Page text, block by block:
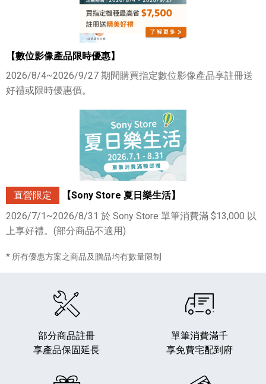
【數位影像產品限時優惠】
2026/8/4~2026/9/27 期間購買指定數位影像產品享註冊送
好禮或限時優惠價。
直營限定
【Sony Store 夏日樂生活】
2026/7/1~2026/8/31 於 Sony Store 單筆消費滿 $13,000 以
上享好禮。(部分商品不適用)
* 所有優惠方案之商品及贈品均有數量限制
部分商品註冊
享產品保固延長
單筆消費滿千
享免費宅配到府